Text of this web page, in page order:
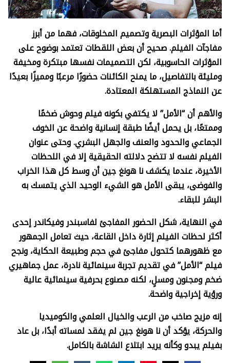
أما المؤثرات البصرية وتصميم المخلوقات، فهما من أبرز
مفاجآت الفيلم. صحيح أن بعض اللقطات تعتمد بوضوح على
المؤثرات الحاسوبية، لكن التصميمات نفسها مبتكرة ومخيفة
ومليئة بالتفاصيل، ما يمنح الكائنات حضورًا مرعبًا ومميزًا بعيدًا
عن النماذج المستهلكة المعتادة.
والأهم أن “الأمل” لا يكتفي بكونه فيلم وحوش ضخمًا
وممتعًا، بل يحمل أيضًا طبقة إنسانية واضحة عن الخوف
الجماعي والحدود والعنف والجهل البشري. وحتى عنوان
الفيلم نفسه لا تتضح دلالته الحقيقية إلا في اللحظات
الأخيرة، عندما يكشف نا هونغ جين أن وسط كل هذا الخراب
والفوضى، يبقى الأمل هو الشيء الوحيد الذي يتمسك به
البشر للبقاء.
في النهاية، شكل الحضور المفاجئ لفاسبندر وفيكاندر إحدى
أكثر لحظات الفيلم إثارة داخل القاعة، حيث تعامل الجمهور
مع ظهورهما كتحول مفاجئ في حجم وطبيعة الحكاية، ونجح
فيلم “الأمل” في تقديم تجربة سينمائية نادرة، عمل جماهيري
ضخم ومجنون ومسلٍ، لكنه مصنوع بحرفية سينمائية عالية
ورؤية إخراجية واضحة.
إنه مزيج صاخب من الرعب والخيال العلمي والكوميديا
والحركة، يؤكد أن نا هونغ جين لم يفقد لمساته أبدًا، بل عاد
بفيلم يبدو وكأنه يريد ابتلاع الشاشة بالكامل.